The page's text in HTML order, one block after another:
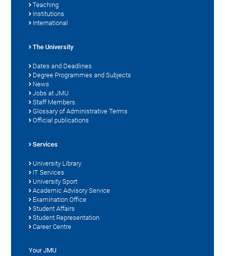
Teaching
Institutions
International
The University
Dates and Deadlines
Degree Programmes and Subjects
News
Jobs at JMU
Staff Members
Glossary of Administrative Terms
Official publications
Services
University Library
IT Services
University Sport
Academic Advisory Service
Examination Office
Student Affairs
Student Representation
Career Centre
Your JMU